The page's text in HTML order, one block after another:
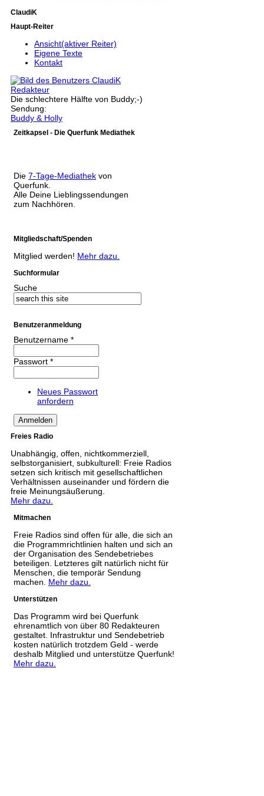
ClaudiK
Haupt-Reiter
Ansicht(aktiver Reiter)
Eigene Texte
Kontakt
Redakteur
Die schlechtere Hälfte von Buddy;-)
Sendung:
Buddy & Holly
Zeitkapsel - Die Querfunk Mediathek
Die 7-Tage-Mediathek von
Querfunk.
Alle Deine Lieblingssendungen
zum Nachhören.
Mitgliedschaft/Spenden
Mitglied werden! Mehr dazu.
Suchformular
Suche
Benutzeranmeldung
Benutzername *
Passwort *
Neues Passwort
anfordern
Freies Radio
Unabhängig, offen, nichtkommerziell,
selbstorganisiert, subkulturell: Freie Radios
setzen sich kritisch mit gesellschaftlichen
Verhältnissen auseinander und fördern die
freie Meinungsäußerung.
Mehr dazu.
Mitmachen
Freie Radios sind offen für alle, die sich an
die Programmrichtlinien halten und sich an
der Organisation des Sendebetriebes
beteiligen. Letzteres gilt natürlich nicht für
Menschen, die temporär Sendung
machen. Mehr dazu.
Unterstützen
Das Programm wird bei Querfunk
ehrenamtlich von über 80 Redakteuren
gestaltet. Infrastruktur und Sendebetrieb
kosten natürlich trotzdem Geld - werde
deshalb Mitglied und unterstütze Querfunk!
Mehr dazu.